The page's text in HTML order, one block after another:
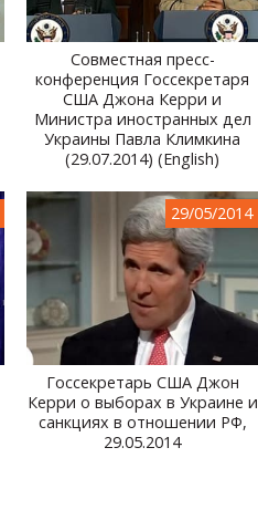
Совместная пресс-
конференция Госсекретаря
США Джона Керри и
Министра иностранных дел
Украины Павла Климкина
(29.07.2014) (English)
29/05/2014
Госсекретарь США Джон
Керри о выборах в Украине и
санкциях в отношении РФ,
29.05.2014